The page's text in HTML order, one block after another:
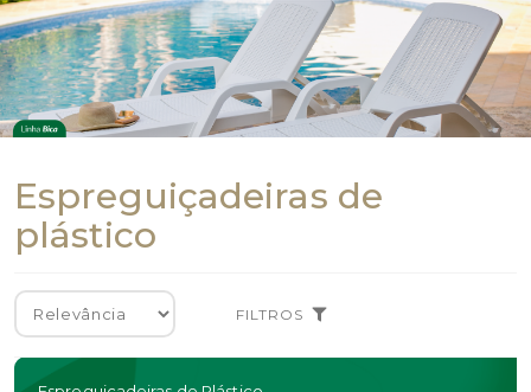
Espreguiçadeiras de
plástico
FILTROS